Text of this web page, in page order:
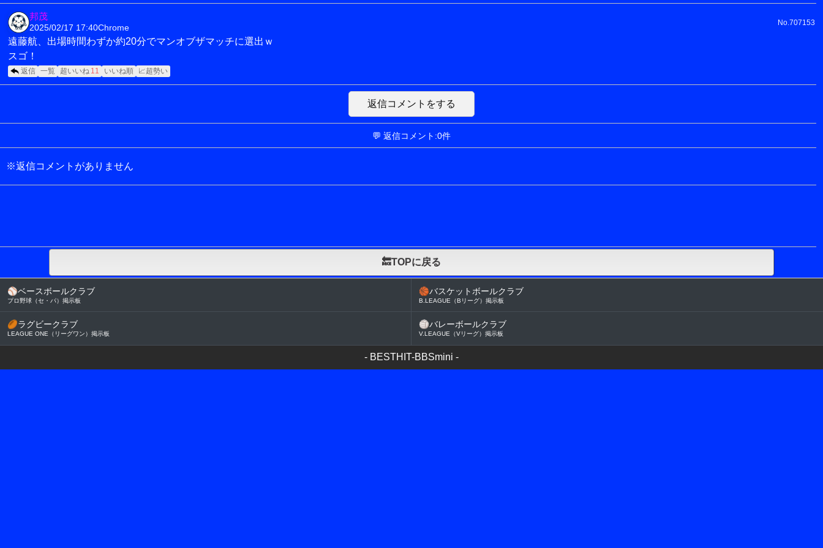
邦茂
2025/02/17 17:40Chrome
No.707153
遠藤航、出場時間わずか約20分でマンオブザマッチに選出ｗ
スゴ！
返信 一覧 超いいね 11 いいね順 📈超勢い
返信コメントをする
💬 返信コメント:0件
※返信コメントがありません
🔙TOPに戻る
⚾ベースボールクラブ
プロ野球（セ・パ）掲示板
🏀バスケットボールクラブ
B.LEAGUE（Bリーグ）掲示板
🏉ラグビークラブ
LEAGUE ONE（リーグワン）掲示板
🏐バレーボールクラブ
V.LEAGUE（Vリーグ）掲示板
- BESTHIT-BBSmini -